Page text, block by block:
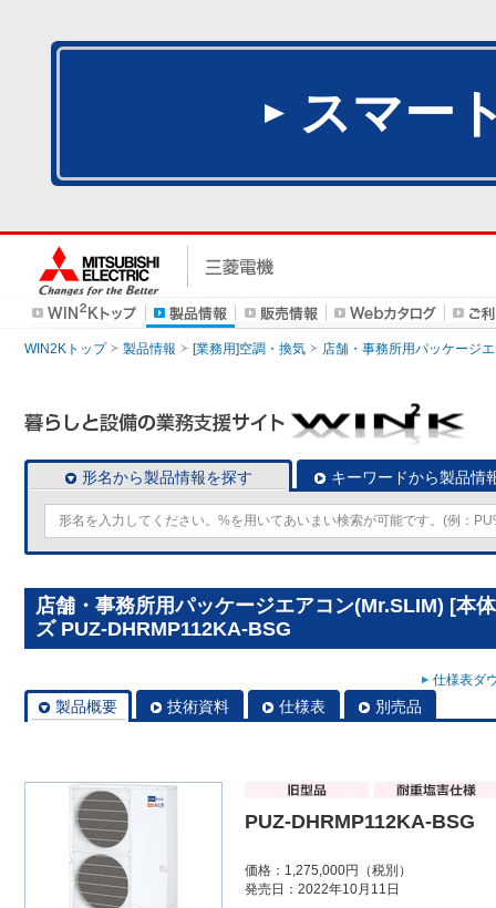
スマー
WIN2Kトップ 製品情報 [業務用]空調・換気 店舗・事務所用パッケージ
形名から製品情報を探す キーワードから製品情
店舗・事務所用パッケージエアコン(Mr.SLIM) [本
ズ PUZ-DHRMP112KA-BSG
仕様表ダ
製品概要 技術資料 仕様表 別売品
PUZ-DHRMP112KA-BSG
価格：1,275,000円（税別）
発売日：2022年10月11日